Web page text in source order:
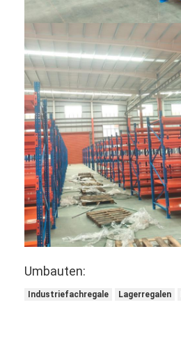
Kragarmregal
Push-Back-Racking
Regal einfahren
Radioshuttle-Racking
Sehr schmale Gangstreifen
Mezzanine Rack
Stahlkonstruktions-Plattform
HDPEkunststoffpalette
Stahlpaletten
Aluminiumpaletten
Umbauten:
Industriefachregale Lagerregalen